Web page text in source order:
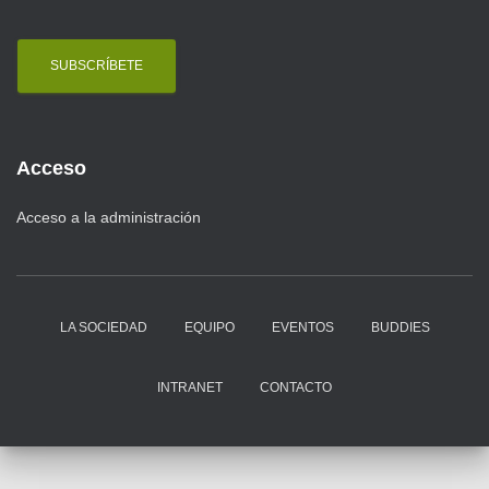
Acceso
Acceso a la administración
LA SOCIEDAD EQUIPO EVENTOS BUDDIES
INTRANET CONTACTO